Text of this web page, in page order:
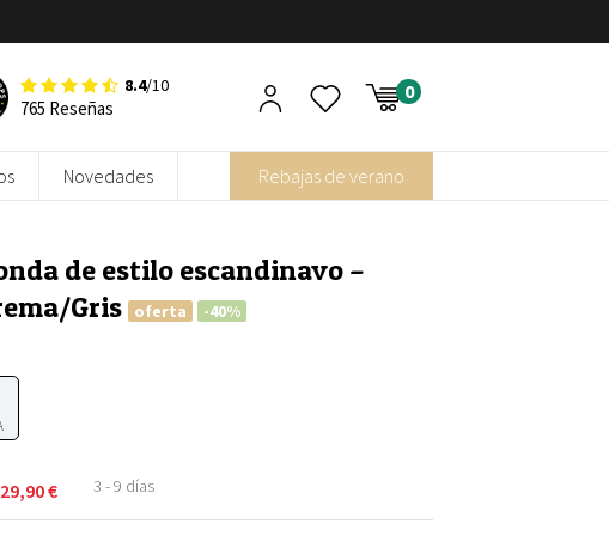
8.4/10
765 Reseñas
Novedades Rebajas de verano
de estilo escandinavo –
Gris
oferta -40%
29,90€ 3 - 9 días